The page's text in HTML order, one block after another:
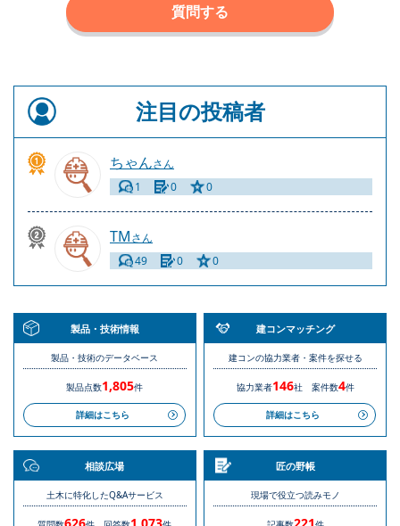
質問する
注目の投稿者
ちゃんさん
1
0 0
TMさん
49
0 0
製品・技術情報
製品・技術のデータベース
製品点数1,805件
詳細はこちら
建コンマッチング
建コンの協力業者・案件を探せる
協力業者146社 案件数4件
詳細はこちら
相談広場
土木に特化したQ&Aサービス
匠の野帳
現場で役立つ読みモノ